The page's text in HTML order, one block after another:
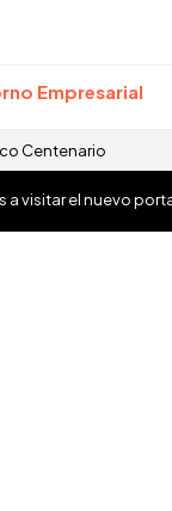
Empresarial
Centenario
a visitar el nuevo